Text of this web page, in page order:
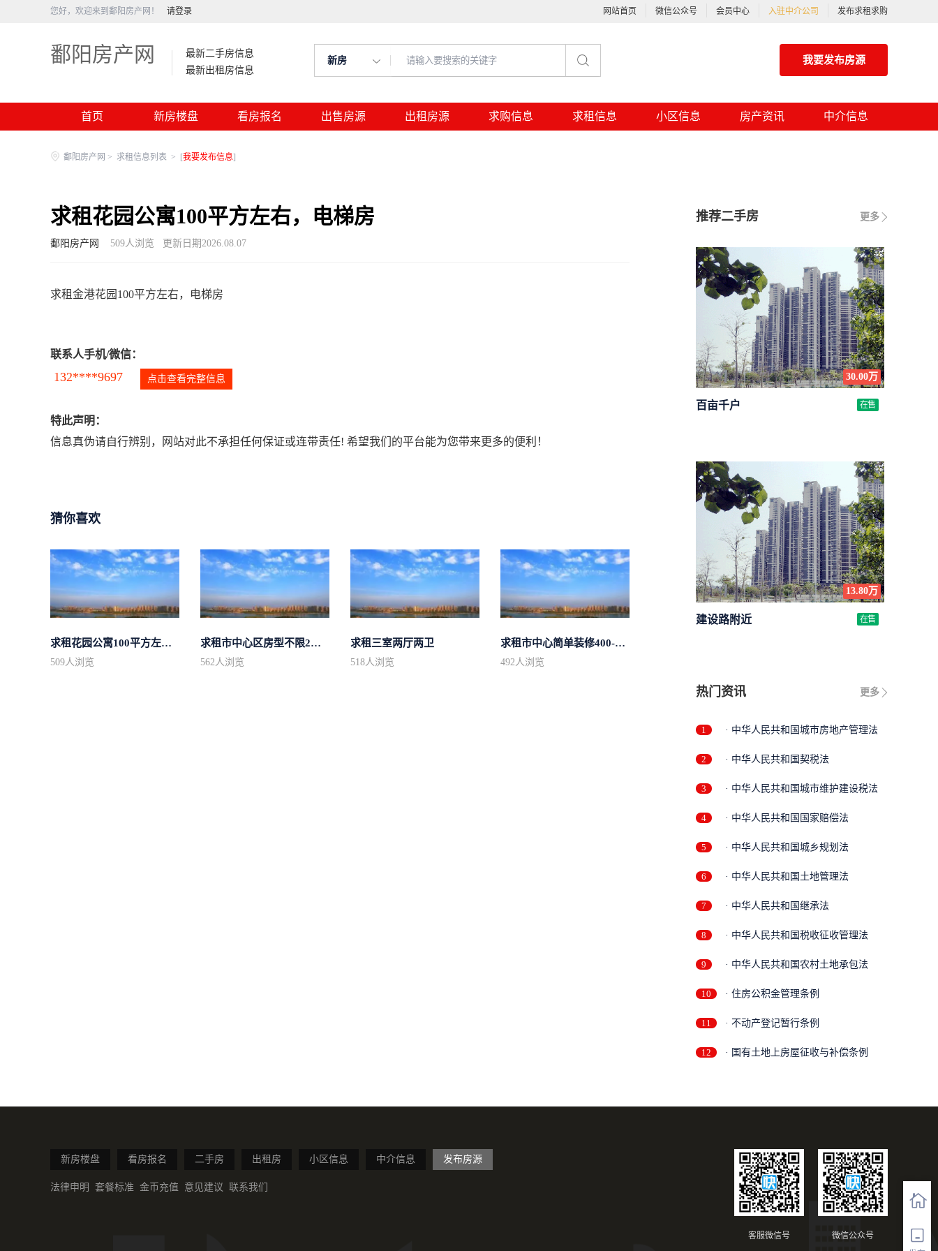
您好，欢迎来到鄱阳房产网！ 请登录 网站首页 微信公众号 会员中心 入驻中介公司 发布求租求购
鄱阳房产网
最新二手房信息
最新出租房信息
新房 我要发布房源
首页 新房楼盘 看房报名 出售房源 出租房源 求购信息 求租信息 小区信息 房产资讯 中介信息
鄱阳房产网 > 求租信息列表 > [我要发布信息]
求租花园公寓100平方左右，电梯房
鄱阳房产网 509人浏览 更新日期2026.08.07
求租金港花园100平方左右，电梯房
联系人手机/微信：
132****9697 点击查看完整信息
特此声明：
信息真伪请自行辨别，网站对此不承担任何保证或连带责任! 希望我们的平台能为您带来更多的便利！
猜你喜欢
求租花园公寓100平方左右，电梯房
509人浏览
求租市中心区房型不限2室1厅中档装修
562人浏览
求租三室两厅两卫
518人浏览
求租市中心简单装修400-500
492人浏览
更多
推荐二手房
30.00万
百亩千户 在售
13.80万
建设路附近 在售
更多
热门资讯
1 · 中华人民共和国城市房地产管理法
2 · 中华人民共和国契税法
3 · 中华人民共和国城市维护建设税法
4 · 中华人民共和国国家赔偿法
5 · 中华人民共和国城乡规划法
6 · 中华人民共和国土地管理法
7 · 中华人民共和国继承法
8 · 中华人民共和国税收征收管理法
9 · 中华人民共和国农村土地承包法
10 · 住房公积金管理条例
11 · 不动产登记暂行条例
12 · 国有土地上房屋征收与补偿条例
新房楼盘 看房报名 二手房 出租房 小区信息 中介信息 发布房源
法律申明 套餐标准 金币充值 意见建议 联系我们
微信公众号
客服微信号